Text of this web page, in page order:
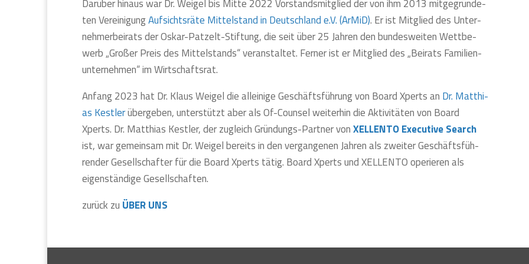
Dar­über hin­aus war Dr. Weigel bis Mit­te 2022 Vor­stands­mit­glied der von ihm 2013 mit­ge­grün­de­
ten Ver­ei­ni­gungAuf­sichts­rä­te Mit­tel­stand in Deutsch­land e.V. (ArMiD). Er ist Mit­glied des Unter­
neh­mer­bei­rats der Oskar-Pat­z­elt-Stif­tung, die seit über 25 Jah­ren den bun­des­wei­ten Wett­be­
werb „Gro­ßer Preis des Mit­tel­stands“ ver­an­stal­tet. Fer­ner ist er Mit­glied des „Bei­rats Fami­li­en­
un­ter­neh­men“ im Wirt­schafts­rat.
Anfang 2023 hat Dr. Klaus Weigel die allei­ni­ge Geschäfts­füh­rung von Board Xperts an Dr. Mat­thi­
as Kest­lerüber­ge­ben, unter­stützt aber als Of-Coun­sel wei­ter­hin die Akti­vi­tä­ten von Board
Xperts. Dr. Mat­thi­as Kest­ler, der zugleich Grün­dungs-Part­ner vonXELLENTO Exe­cu­ti­ve Search
ist, war gemein­sam mit Dr. Weigel bereits in den ver­gan­ge­nen Jah­ren als zwei­ter Geschäfts­füh­
ren­der Gesell­schaf­ter für die Board Xperts tätig. Board Xperts und XELLENTO ope­rie­ren als
eigen­stän­di­ge Gesell­schaf­ten.
zurück zu ÜBER UNS